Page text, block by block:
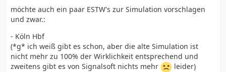
möchte auch ein paar ESTW's zur Simulation vorschlagen
und zwar.:
- Köln Hbf
(*g* ich weiß gibt es schon, aber die alte Simulation ist
nicht mehr zu 100% der Wirklichkeit entsprechend und
zweitens gibt es von Signalsoft nichts mehr
leider)